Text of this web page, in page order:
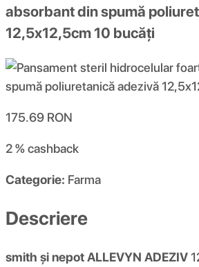
absorbant din spumă
12,5x12,5cm 10 bucăți
175.69 RON
2 %cashback
Categorie: Farma
Descriere
smith și nepotALLEVYN ADEZIV